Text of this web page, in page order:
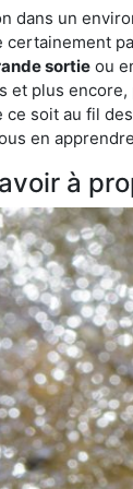
dans un
sortie ou
et plus
ce soit au fil
en
à